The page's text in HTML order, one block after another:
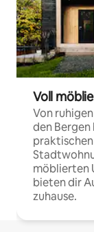
Voll
Von
den Bergen
praktischen
möblierten
bieten dir
zuhause.